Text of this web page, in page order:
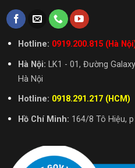
Hotline: 0919.200.815 (Hà
Hà Nội: LK1 - 01, Đường
Hà Nội
Hotline: 0918.291.217 (HCM)
Hồ Chí Minh: 164/8 Tô Hiệu,